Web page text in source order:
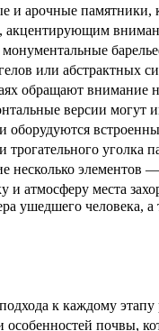
и арочные
или абстрактных
обращают
версии
оборудуются
атмосферу места
ушедшего
к каждому
почвы,